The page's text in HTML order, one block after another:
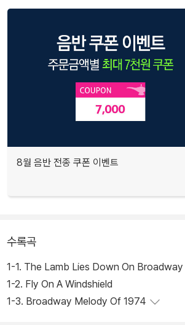
8월 음반 전종 쿠폰 이벤트
수록곡
1-1. The Lamb Lies Down On Broadway
1-2. Fly On A Windshield
1-3. Broadway Melody Of 1974